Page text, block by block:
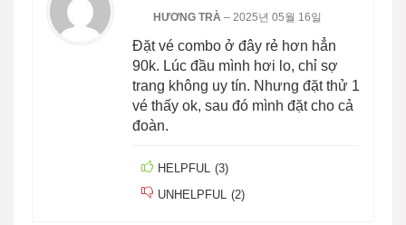
HƯƠNG TRÀ – 2025년 05월 16일
Đặt vé combo ở đây rẻ hơn hẳn
90k. Lúc đầu mình hơi lo, chỉ sợ
trang không uy tín. Nhưng đặt thử 1
vé thấy ok, sau đó mình đặt cho cả
đoàn.
HELPFUL (3)
UNHELPFUL (2)